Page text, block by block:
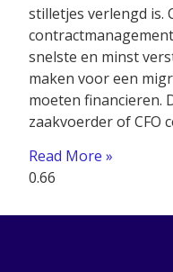
stilletjes verlengd is.
snelste en minst
maken voor een
moeten financieren.
zaakvoerder of CFO
Read More »